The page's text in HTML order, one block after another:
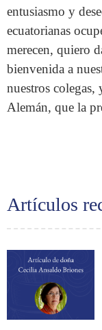
Artículos
entusiasmo y
ecuatorianas
merecen, quiero
bienvenida a
nuestros
Alemán, que la